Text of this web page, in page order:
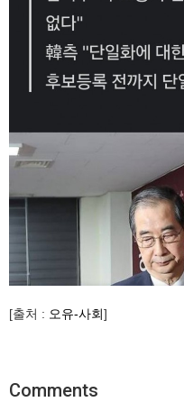
[출처 : 오유-사회]
Comments